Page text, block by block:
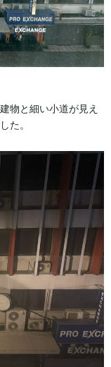
物と細い小道が見え
た。